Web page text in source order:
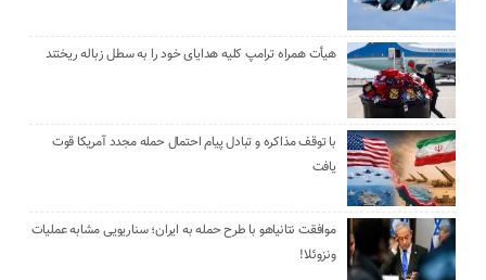
هیأت همراه ترامپ کلیه هدایای خود را به سطل زباله ریختند
با توقف مذاکره و تبادل پیام احتمال حمله مجدد آمریکا قوت
یافت
موافقت نتانیاهو با طرح حمله به ایران؛ سناریویی مشابه عملیات
ونزوئلا!